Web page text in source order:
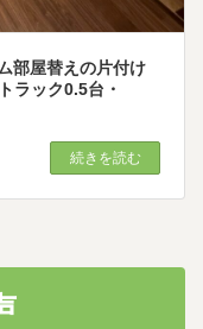
部屋替えの片付け
ラック0.5台・
続きを読む